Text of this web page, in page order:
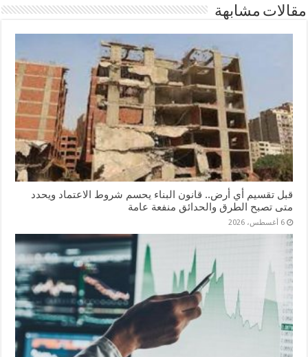
pp
er
مقالات مشابهة
قبل تقسيم أي أرض.. قانون البناء يحسم شروط الاعتماد ويحدد
متى تصبح الطرق والحدائق منفعة عامة
6 أغسطس، 2026